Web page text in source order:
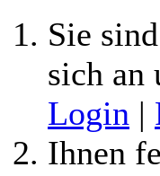
Sie
sich an
Login |
Ihnen